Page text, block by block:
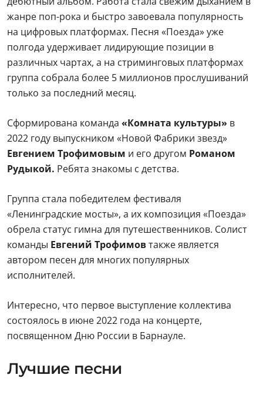
жанре поп-рока и быстро завоевала популярность
на цифровых платформах. Песня «Поезда» уже
полгода удерживает лидирующие позиции в
различных чартах, а на стриминговых платформах
группа собрала более 5 миллионов прослушиваний
только за последний месяц.
Сформирована команда «Комната культуры» в
2022 году выпускником «Новой Фабрики звезд»
Евгением Трофимовым и его другом Романом
Рудыкой. Ребята знакомы с детства.
Группа стала победителем фестиваля
«Ленинградские мосты», а их композиция «Поезда»
обрела статус гимна для путешественников. Солист
команды Евгений Трофимовтакже является
автором песен для многих популярных
исполнителей.
Интересно, что первое выступление коллектива
состоялось в июне 2022 года на концерте,
посвященном Дню России в Барнауле.
Лучшие песни